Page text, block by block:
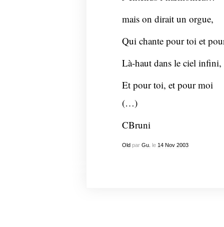
mais on dirait un orgue,
Qui chante pour toi et
Là-haut dans le ciel infini,
Et pour toi, et pour moi
(…)
CBruni
Oldpar Gu. le 14 Nov 2003